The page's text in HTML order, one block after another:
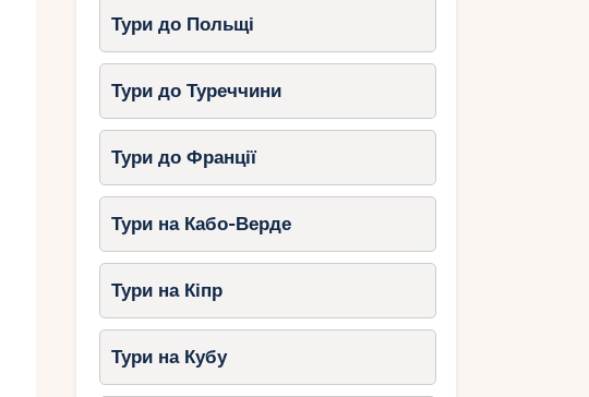
Тури до Польщі
Тури до Туреччини
Тури до Франції
Тури на Кабо-Верде
Тури на Кіпр
Тури на Кубу